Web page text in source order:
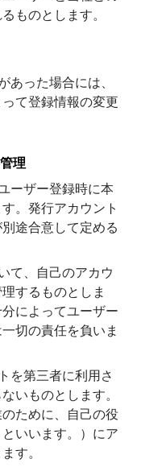
ものとします。
あった場合には、
て登録情報の変更
理
ーザー登録時に本
。発行アカウント
途合意して定める
て、自己のアカウ
するものとしま
によってユーザー
切の責任を負いま
を第三者に利用さ
いものとします。
ために、自己の役
いいます。）にア
す。